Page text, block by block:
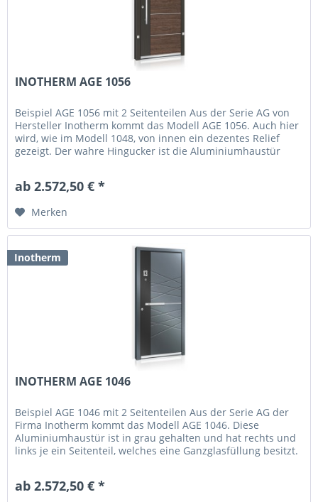
INOTHERM AGE 1056
Beispiel AGE 1056 mit 2 Seitenteilen Aus der Serie AG von
Hersteller Inotherm kommt das Modell AGE 1056. Auch hier
wird, wie im Modell 1048, von innen ein dezentes Relief
gezeigt. Der wahre Hingucker ist die Aluminiumhaustür
ab 2.572,50 € *
Merken
Inotherm
INOTHERM AGE 1046
Beispiel AGE 1046 mit 2 Seitenteilen Aus der Serie AG der
Firma Inotherm kommt das Modell AGE 1046. Diese
Aluminiumhaustür ist in grau gehalten und hat rechts und
links je ein Seitenteil, welches eine Ganzglasfüllung besitzt.
ab 2.572,50 € *